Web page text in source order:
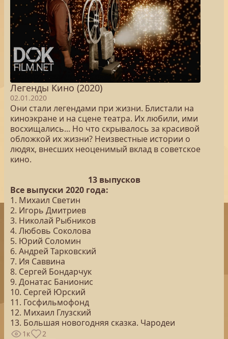
Легенды Кино (2020)
02.01.2020
Они стали легендами при жизни. Блистали на
киноэкране и на сцене театра. Их любили, ими
восхищались... Но что скрывалось за красивой
обложкой их жизни? Неизвестные истории о
людях, внесших неоценимый вклад в советское
кино.
13 выпусков
Все выпуски 2020 года:
1. Михаил Светин
2. Игорь Дмитриев
3. Николай Рыбников
4. Любовь Соколова
5. Юрий Соломин
6. Андрей Тарковский
7. Ия Саввина
8. Сергей Бондарчук
9. Донатас Банионис
10. Сергей Юрский
11. Госфильмофонд
12. Михаил Глузский
13. Большая новогодняя сказка. Чародеи
1к 2